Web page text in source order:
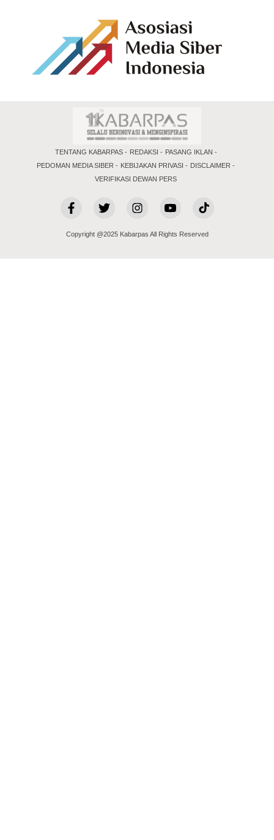
TENTANG KABARPAS REDAKSI
PASANG IKLAN
PEDOMAN MEDIA SIBER
KEBIJAKAN PRIVASI
DISCLAIMER
VERIFIKASI DEWAN PERS
Copyright @2025 Kabarpas All Rights Reserved